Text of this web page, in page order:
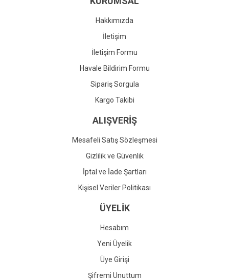
Gönder
Hakkımızda
İletişim
İletişim Formu
Havale Bildirim Formu
Sipariş Sorgula
Kargo Takibi
ALIŞVERİŞ
Mesafeli Satış Sözleşmesi
Gizlilik ve Güvenlik
İptal ve İade Şartları
Kişisel Veriler Politikası
ÜYELİK
Hesabım
Yeni Üyelik
Üye Girişi
Şifremi Unuttum